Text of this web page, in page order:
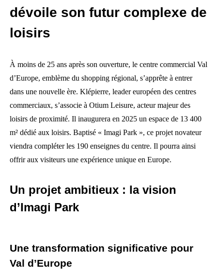
dévoile son futur complexe de
loisirs
À moins de 25 ans après son ouverture, le centre commercial Val
d’Europe, emblème du shopping régional, s’apprête à entrer
dans une nouvelle ère. Klépierre, leader européen des centres
commerciaux, s’associe à Otium Leisure, acteur majeur des
loisirs de proximité. Il inaugurera en 2025 un espace de 13 400
m² dédié aux loisirs. Baptisé « Imagi Park », ce projet novateur
viendra compléter les 190 enseignes du centre. Il pourra ainsi
offrir aux visiteurs une expérience unique en Europe.
Un projet ambitieux : la vision
d’Imagi Park
Une transformation significative pour
Val d’Europe